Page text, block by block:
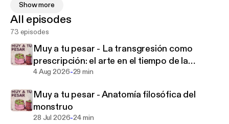
verdad, la falsedad y la paradoja.La filosofía es todo
lo que vive en ese lugar que se abre entre las
palabras y las cosas. Hay dos formas de ser
platónicos: vivir en la sombra o en la luz, ambas son
filosofía… Háganle como puedan con José Luis
Barrios y William Brinkman-Clark
Show more
All episodes
73 episodes
Muy a tu pesar - La transgresión como
prescripción: el arte en el tiempo de la
autocomplacencia
4 Aug 2026-29 min
Muy a tu pesar - Anatomía filosófica del
monstruo
28 Jul 2026-24 min